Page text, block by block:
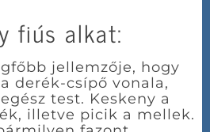
fiús alkat:
jellemzője, hogy
derék-csípő vonala,
test. Keskeny a
illetve picik a mellek.